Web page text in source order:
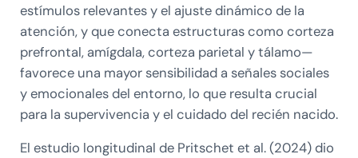
estímulos relevantes y el ajuste dinámico de la
atención, y que conecta estructuras como corteza
prefrontal, amígdala, corteza parietal y tálamo—
favorece una mayor sensibilidad a señales sociales
y emocionales del entorno, lo que resulta crucial
para la supervivencia y el cuidado del recién nacido.
El estudio longitudinal de Pritschet et al. (2024) dio